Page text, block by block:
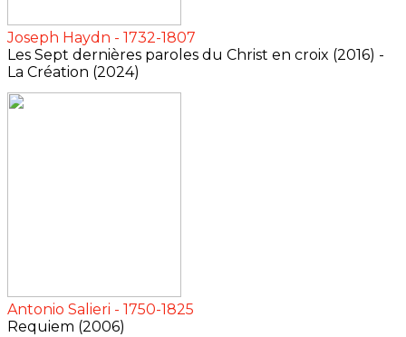
Joseph Haydn - 1732-1807
Les Sept dernières paroles du Christ en croix (2016) -
La Création (2024)
Antonio Salieri - 1750-1825
Requiem (2006)